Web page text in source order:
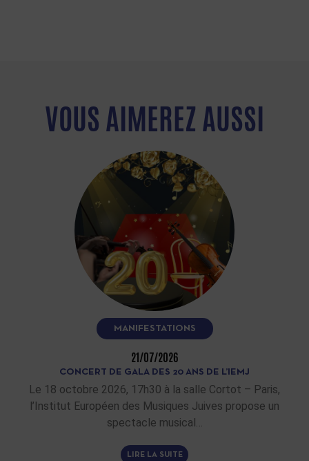
VOUS AIMEREZ AUSSI
MANIFESTATIONS
21/07/2026
CONCERT DE GALA DES 20 ANS DE L’IEMJ
Le 18 octobre 2026, 17h30 à la salle Cortot – Paris,
l’Institut Européen des Musiques Juives propose un
spectacle musical…
LIRE LA SUITE